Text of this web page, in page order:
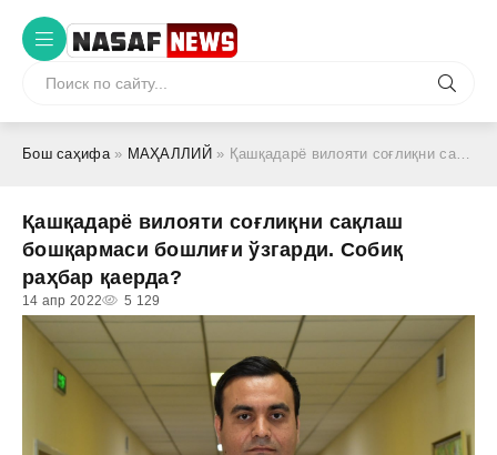
Бош саҳифа» МАҲАЛЛИЙ » Қашқадарё вилояти соғлиқни сақлаш бошқармаси бошлиғи ўзгарди. Собиқ раҳбар қаерда?
Қашқадарё вилояти соғлиқни сақлаш
бошқармаси бошлиғи ўзгарди. Собиқ
раҳбар қаерда?
14 апр 2022 5 129